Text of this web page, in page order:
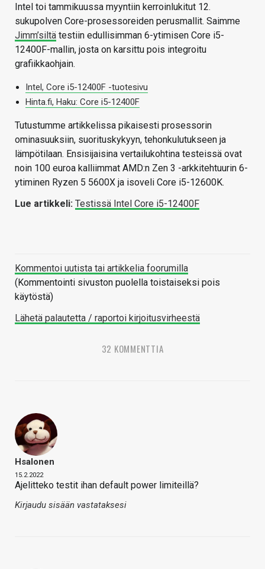
Intel toi tammikuussa myyntiin kerroinlukitut 12.
sukupolven Core-prosessoreiden perusmallit. Saimme
Jimm’siltä testiin edullisimman 6-ytimisen Core i5-
12400F-mallin, josta on karsittu pois integroitu
grafiikkaohjain.
Intel, Core i5-12400F -tuotesivu
Hinta.fi, Haku: Core i5-12400F
Tutustumme artikkelissa pikaisesti prosessorin
ominasuuksiin, suorituskykyyn, tehonkulutukseen ja
lämpötilaan. Ensisijaisina vertailukohtina testeissä ovat
noin 100 euroa kalliimmat AMD:n Zen 3 -arkkitehtuurin 6-
ytiminen Ryzen 5 5600X ja isoveli Core i5-12600K.
Lue artikkeli: Testissä Intel Core i5-12400F
Kommentoi uutista tai artikkelia foorumilla
(Kommentointi sivuston puolella toistaiseksi pois
käytöstä)
Lähetä palautetta / raportoi kirjoitusvirheestä
32 KOMMENTTIA
Hsalonen
15.2.2022
Ajelitteko testit ihan default power limiteillä?
Kirjaudu sisään vastataksesi